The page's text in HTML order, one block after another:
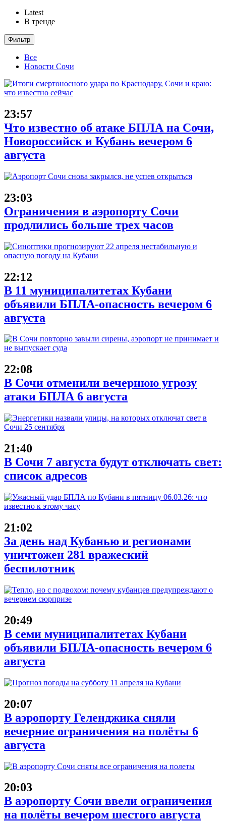
Latest
В тренде
Фильтр
Все
Новости Сочи
23:57
Что известно об атаке БПЛА на Сочи,
Новороссийск и Кубань вечером 6
августа
23:03
Ограничения в аэропорту Сочи
продлились больше трех часов
22:12
В 11 муниципалитетах Кубани
объявили БПЛА-опасность вечером 6
августа
22:08
В Сочи отменили вечернюю угрозу
атаки БПЛА 6 августа
21:40
В Сочи 7 августа будут отключать свет:
список адресов
21:02
За день над Кубанью и регионами
уничтожен 281 вражеский
беспилотник
20:49
В семи муниципалитетах Кубани
объявили БПЛА-опасность вечером 6
августа
20:07
В аэропорту Геленджика сняли
вечерние ограничения на полёты 6
августа
20:03
В аэропорту Сочи ввели ограничения
на полёты вечером шестого августа